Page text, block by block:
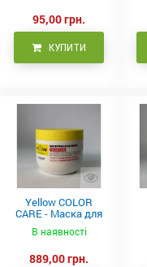
95,00 грн.
КУПИТИ
Yellow COLOR
CARE - Маска для
фарбованого
волосся, 500 мл
В наявності
889,00 грн.